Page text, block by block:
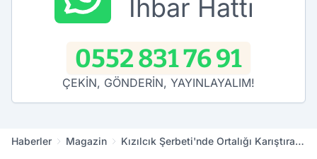
İhbar Hattı
0552 831 76 91
ÇEKİN, GÖNDERİN, YAYINLAYALIM!
Haberler Magazin
Kızılcık Şerbeti'nde Ortalığı Karıştıran